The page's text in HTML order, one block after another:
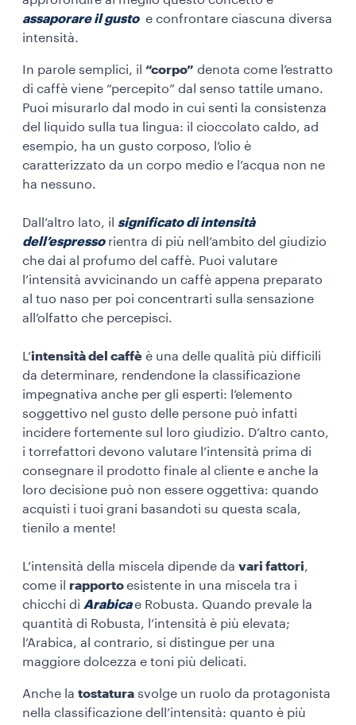
assaporare il gusto e confrontare ciascuna diversa
intensità.
In parole semplici, il “corpo” denota come l’estratto
di caffè viene “percepito” dal senso tattile umano.
Puoi misurarlo dal modo in cui senti la consistenza
del liquido sulla tua lingua: il cioccolato caldo, ad
esempio, ha un gusto corposo, l’olio è
caratterizzato da un corpo medio e l’acqua non ne
ha nessuno.
Dall’altro lato, il significato di intensità
dell’espresso rientra di più nell’ambito del giudizio
che dai al profumo del caffè. Puoi valutare
l’intensità avvicinando un caffè appena preparato
al tuo naso per poi concentrarti sulla sensazione
all’olfatto che percepisci.
L’intensità del caffè è una delle qualità più difficili
da determinare, rendendone la classificazione
impegnativa anche per gli esperti: l’elemento
soggettivo nel gusto delle persone può infatti
incidere fortemente sul loro giudizio. D’altro canto,
i torrefattori devono valutare l’intensità prima di
consegnare il prodotto finale al cliente e anche la
loro decisione può non essere oggettiva: quando
acquisti i tuoi grani basandoti su questa scala,
tienilo a mente!
L’intensità della miscela dipende da vari fattori,
come il rapportoesistente in una miscela tra i
chicchi di Arabicae Robusta. Quando prevale la
quantità di Robusta, l’intensità è più elevata;
l’Arabica, al contrario, si distingue per una
maggiore dolcezza e toni più delicati.
Anche la tostatura svolge un ruolo da protagonista
nella classificazione dell’intensità: quanto è più